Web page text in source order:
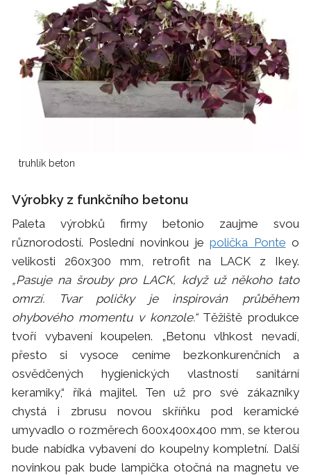
truhlík beton
Výrobky z funkčního betonu
Paleta výrobků firmy betonio zaujme svou
různorodostí. Poslední novinkou jepolička Ponte o
velikosti 260x300 mm, retrofit na LACK z Ikey.
„Pasuje na šrouby pro LACK, když už někoho tato
omrzí. Tvar poličky je inspirován průběhem
ohybového momentu v konzole.“ Těžiště produkce
tvoří vybavení koupelen. „Betonu vlhkost nevadí,
přesto si vysoce ceníme bezkonkurenčních a
osvědčených hygienických vlastností sanitární
keramiky,“ říká majitel. Ten už pro své zákazníky
chystá i zbrusu novou skříňku pod keramické
umyvadlo o rozměrech 600x400x400 mm, se kterou
bude nabídka vybavení do koupelny kompletní. Další
novinkou pak bude lampička otočná na magnetu ve